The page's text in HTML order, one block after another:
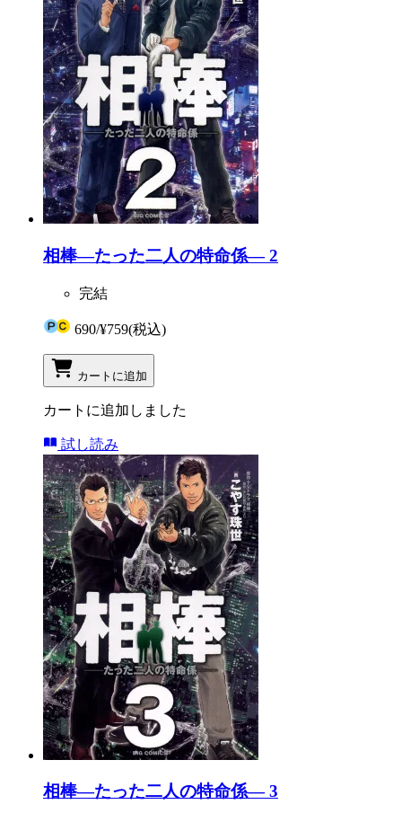
相棒―たった二人の特命係― 2
完結
690/¥759(税込)
カートに追加
カートに追加しました
試し読み
相棒―たった二人の特命係― 3